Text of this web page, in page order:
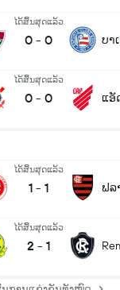
ໄດ້ສິ້ນສຸດແລ້ວ
0 - 0 ບາ
ໄດ້ສິ້ນສຸດແລ້ວ
0 - 0 ແອັ
ໄດ້ສິ້ນສຸດແລ້ວ
1 - 1 ຟລ
ໄດ້ສິ້ນສຸດແລ້ວ
2 - 1